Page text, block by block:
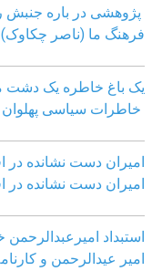
پژوهشی در باره جنبش
فرهنگ ما (ناصر چکاوک)
یک باغ خاطره یک دشت
خاطرات سیاسی پهلوان
امیران دست نشانده در
امیران دست نشانده در
استبداد
امیر عیدالرحمن و